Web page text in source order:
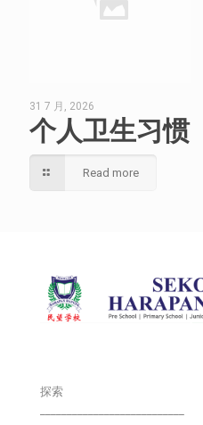
31 7 月, 2026
个人卫生习惯
Read more
探索